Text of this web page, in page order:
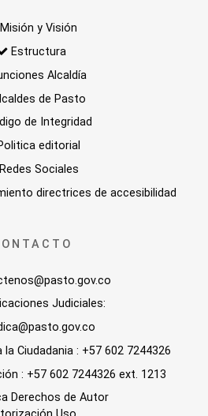
Misión y Visión
Estructura
Alcaldía
de Pasto
de Integridad
editorial
Redes Sociales
directrices de accesibilidad
Judiciales:
la Ciudadania : +57 602 7244326
: +57 602 7244326 ext. 1213
Derechos de Autor